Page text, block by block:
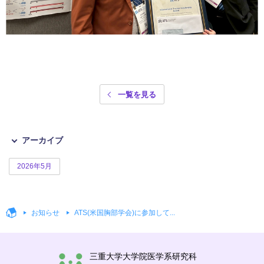
一覧を見る
アーカイブ
2026年5月
お知らせ ATS(米国胸部学会)に参加して...
三重大学大学院医学系研究科